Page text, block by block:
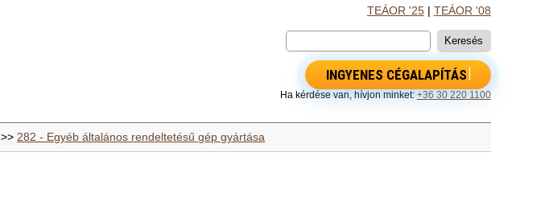
TEÁOR '25| TEÁOR '08
INGYENES CÉGALAPÍTÁS
Ha kérdése van, hívjon minket: +36 30 220 1100
>>282 - Egyéb általános rendeltetésű gép gyártása